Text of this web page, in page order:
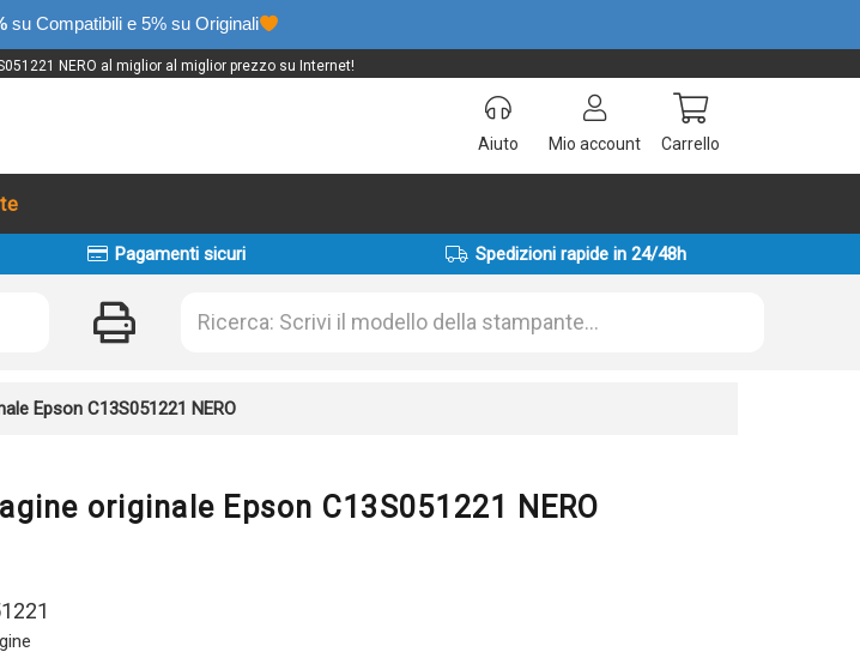
su Compatibili e 5% su Originali
NERO al miglior al miglior prezzo su Internet!
Aiuto Mio account Carrello
Pagamenti sicuri Spedizioni rapide in 24/48h
Epson C13S051221 NERO
originale Epson C13S051221 NERO